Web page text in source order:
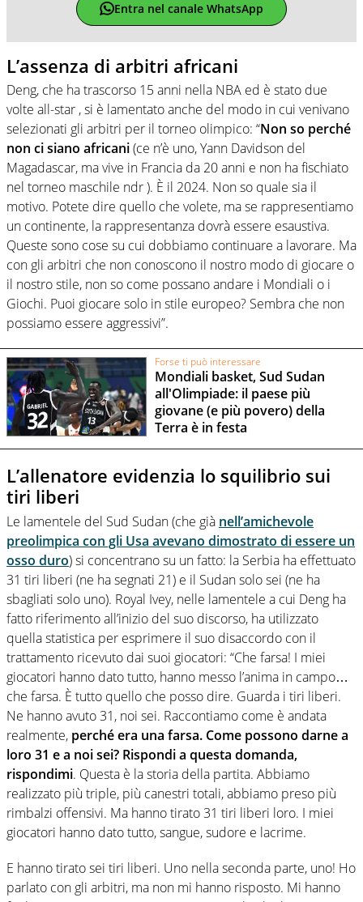
Entra nel canale WhatsApp
L’assenza di arbitri africani
Deng, che ha trascorso 15 anni nella NBA ed è stato due
volte all-star , si è lamentato anche del modo in cui venivano
selezionati gli arbitri per il torneo olimpico: “Non so perché
non ci siano africani(ce n’è uno, Yann Davidson del
Magadascar, ma vive in Francia da 20 anni e non ha fischiato
nel torneo maschile ndr ). È il 2024. Non so quale sia il
motivo. Potete dire quello che volete, ma se rappresentiamo
un continente, la rappresentanza dovrà essere esaustiva.
Queste sono cose su cui dobbiamo continuare a lavorare. Ma
con gli arbitri che non conoscono il nostro modo di giocare o
il nostro stile, non so come possano andare i Mondiali o i
Giochi. Puoi giocare solo in stile europeo? Sembra che non
possiamo essere aggressivi”.
Forse ti può interessare
Mondiali basket, Sud Sudan
all'Olimpiade: il paese più
giovane (e più povero) della
Terra è in festa
L’allenatore evidenzia lo squilibrio sui
tiri liberi
Le lamentele del Sud Sudan (che già nell’amichevole
preolimpica con gli Usa avevano dimostrato di essere un
osso duro) si concentrano su un fatto: la Serbia ha effettuato
31 tiri liberi (ne ha segnati 21) e il Sudan solo sei (ne ha
sbagliati solo uno). Royal Ivey, nelle lamentele a cui Deng ha
fatto riferimento all’inizio del suo discorso, ha utilizzato
quella statistica per esprimere il suo disaccordo con il
trattamento ricevuto dai suoi giocatori: “Che farsa! I miei
giocatori hanno dato tutto, hanno messo l’anima in campo…
che farsa. È tutto quello che posso dire. Guarda i tiri liberi.
Ne hanno avuto 31, noi sei. Raccontiamo come è andata
realmente, perché era una farsa. Come possono darne a
loro 31 e a noi sei? Rispondi a questa domanda,
rispondimi. Questa è la storia della partita. Abbiamo
realizzato più triple, più canestri totali, abbiamo preso più
rimbalzi offensivi. Ma hanno tirato 31 tiri liberi loro. I miei
giocatori hanno dato tutto, sangue, sudore e lacrime.
E hanno tirato sei tiri liberi. Uno nella seconda parte, uno! Ho
parlato con gli arbitri, ma non mi hanno risposto. Mi hanno